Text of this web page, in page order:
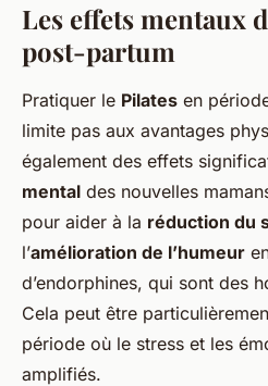
Les effets mentaux
post-partum
Pratiquer le Pilates en
limite pas aux avantages
également des effets
mental des nouvelles
pour aider à la réduction du
l’amélioration de l’humeur
d’endorphines, qui sont des
Cela peut être
période où le stress et les
amplifiés.